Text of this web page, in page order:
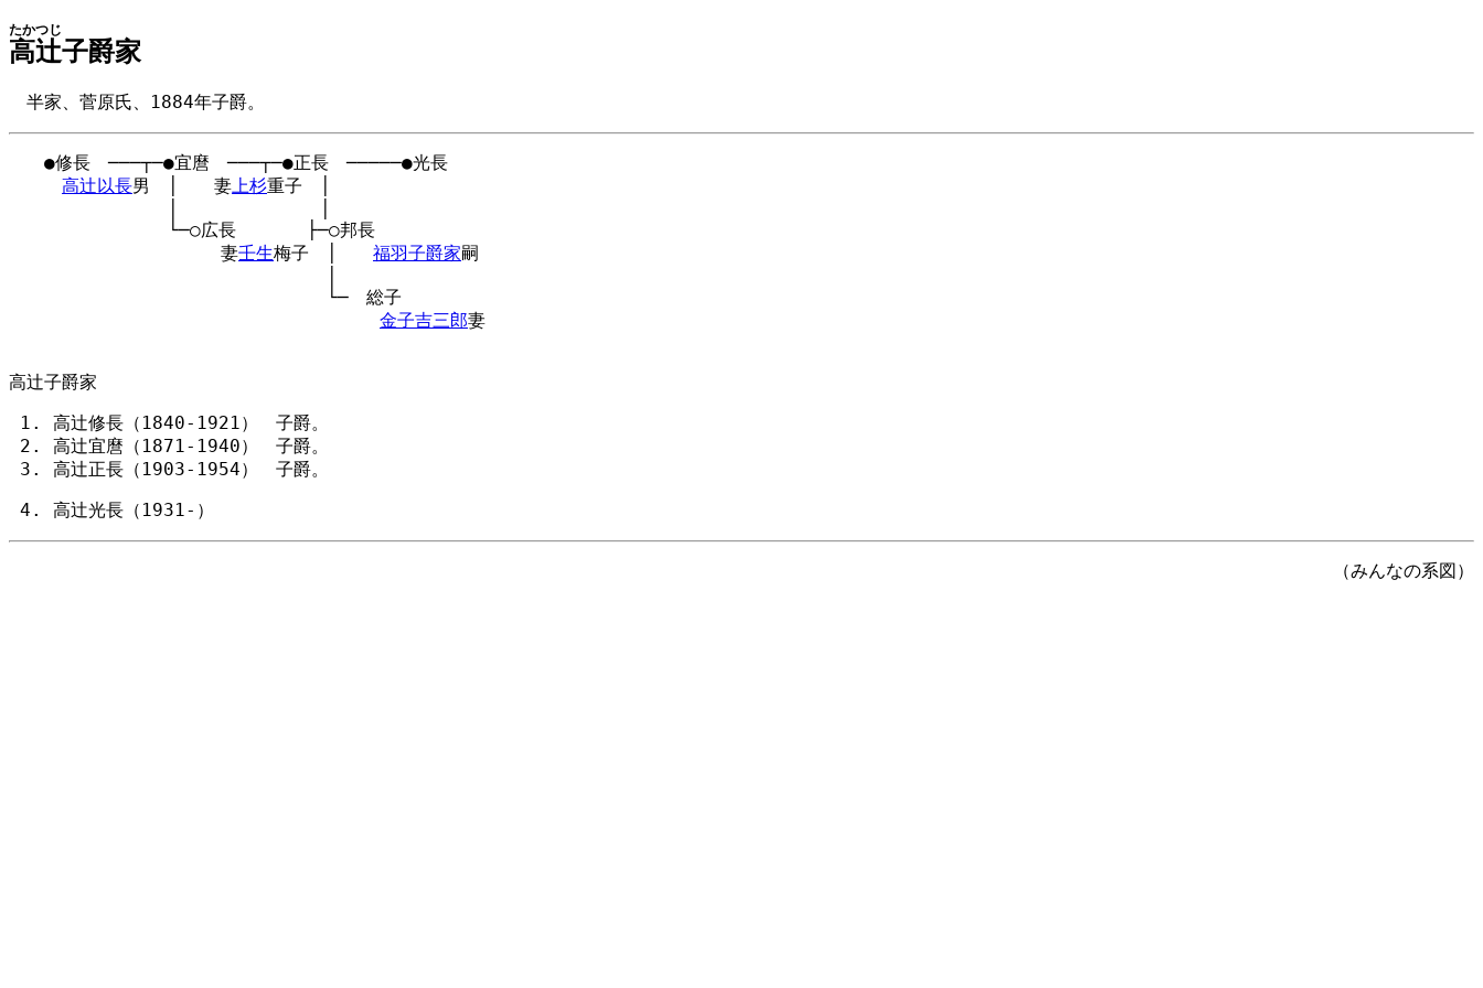
高辻
たかつじ
子爵家
半家、菅原氏、1884年子爵。
●修長　───┬─●宜麿　───┬─●正長　─────●光長
高辻以長男　│　　妻上杉重子　│
└─○広長　　　　├─○邦長
妻壬生梅子　│ 福羽子爵家嗣
└─　総子
金子吉三郎妻
高辻子爵家
高辻修長（1840-1921） 子爵。
高辻宜麿（1871-1940） 子爵。
高辻正長（1903-1954） 子爵。
高辻光長（1931-）
（みんなの系図）